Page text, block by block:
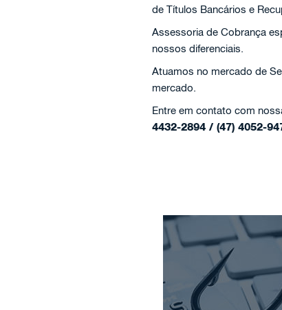
de Títulos Bancários e
Assessoria de Cobrança
nossos diferenciais.
Atuamos no mercado de
mercado.
Entre em contato com
4432-2894 / (47) 4052-